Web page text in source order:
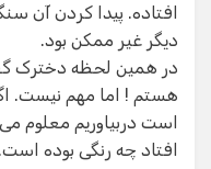
افتاده. پیدا کردن آن
دیگر غیر ممکن بود.
در همین لحظه دخترک
هستم ! اما مهم نیست.
است دربیاوریم معلوم
افتاد چه رنگی بوده